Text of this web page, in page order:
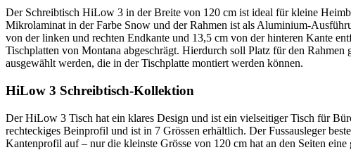
Der Schreibtisch HiLow 3 in der Breite von 120 cm ist ideal für kleine
Mikrolaminat in der Farbe Snow und der Rahmen ist als Aluminium-
von der linken und rechten Endkante und 13,5 cm von der hinteren Kante
Tischplatten von Montana abgeschrägt. Hierdurch soll Platz für den
ausgewählt werden, die in der Tischplatte montiert werden können.
HiLow 3 Schreibtisch-Kollektion
Der HiLow 3 Tisch hat ein klares Design und ist ein vielseitiger Tisch für
rechteckiges Beinprofil und ist in 7 Grössen erhältlich. Der Fussausleger
Kantenprofil auf – nur die kleinste Grösse von 120 cm hat an den Seiten eine